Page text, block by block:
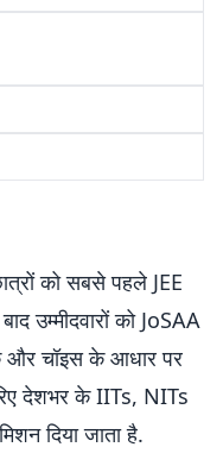
को सबसे पहले JEE
उम्मीदवारों को JoSAA
और चॉइस के आधार पर
देशभर के IITs, NITs
दिया जाता है.